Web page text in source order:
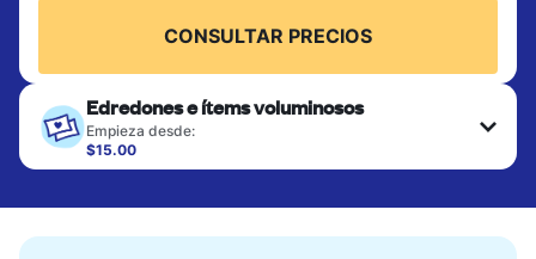
CONSULTAR PRECIOS
Edredones e ítems voluminosos
Empieza desde:
$15.00
Los artículos grandes como edredones, mantas y
completamente. Diseñado para refrescar piezas
más pesadas que no caben en una lavadora